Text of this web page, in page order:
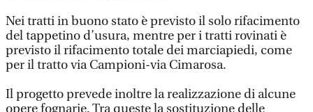
Nei tratti in buono stato è previsto il solo rifacimento
del tappetino d’usura, mentre per i tratti rovinati è
previsto il rifacimento totale dei marciapiedi, come
per il tratto via Campioni-via Cimarosa.
Il progetto prevede inoltre la realizzazione di alcune
opere fognarie. Tra queste la sostituzione delle